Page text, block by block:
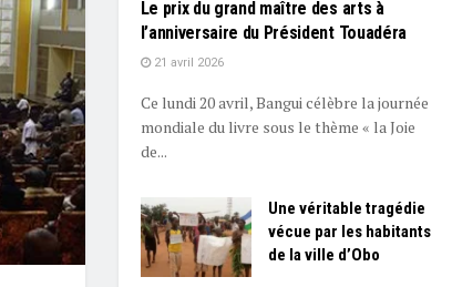
Le prix du grand maître des arts à
l’anniversaire du Président Touadéra
21 avril 2026
Ce lundi 20 avril, Bangui célèbre la journée
mondiale du livre sous le thème « la Joie
de...
Une véritable tragédie
vécue par les habitants
de la ville d’Obo